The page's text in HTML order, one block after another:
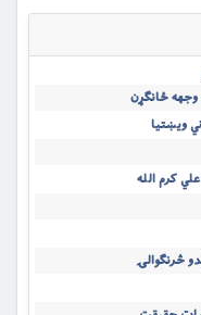
ځانګړن
ویښتیا
څرنګوالۍ